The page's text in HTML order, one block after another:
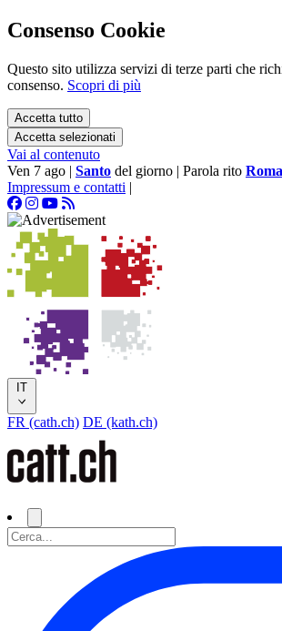
Consenso Cookie
Questo sito utilizza servizi di terze parti che
consenso. Scopri di più
Accetta tutto
Accetta selezionati
Vai al contenuto
Ven 7 ago | Santo del giorno | Parola rito
Impressum e contatti |
IT
FR (cath.ch) DE (kath.ch)